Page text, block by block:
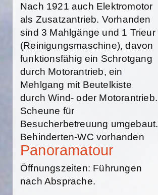
Nach 1921 auch Elektromotor
als Zusatzantrieb. Vorhanden
sind 3 Mahlgänge und 1 Trieur
(Reinigungsmaschine), davon
funktionsfähig ein Schrotgang
durch Motorantrieb, ein
Mehlgang mit Beutelkiste
durch Wind- oder Motorantrieb.
Scheune für
Besucherbetreuung umgebaut.
Behinderten-WC vorhanden
Panoramatour
Öffnungszeiten: Führungen
nach Absprache.